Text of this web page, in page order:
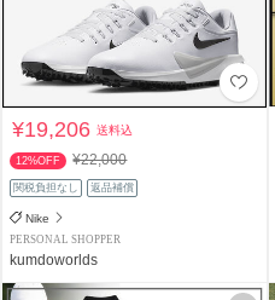
¥19,206送料込
12%OFF ¥22,000
関税負担なし 返品補償
Nike
PERSONAL SHOPPER
kumdoworlds